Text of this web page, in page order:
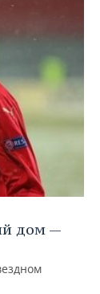
дом —